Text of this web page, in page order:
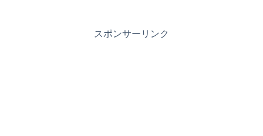
スポンサーリンク